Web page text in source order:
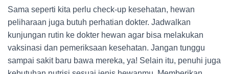
Sama seperti kita perlu check-up kesehatan, hewan
peliharaan juga butuh perhatian dokter. Jadwalkan
kunjungan rutin ke dokter hewan agar bisa melakukan
vaksinasi dan pemeriksaan kesehatan. Jangan tunggu
sampai sakit baru bawa mereka, ya! Selain itu, penuhi juga